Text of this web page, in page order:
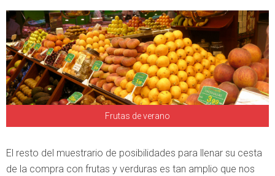
Frutas de verano
El resto del muestrario de posibilidades para llenar su cesta
de la compra con frutas y verduras es tan amplio que nos